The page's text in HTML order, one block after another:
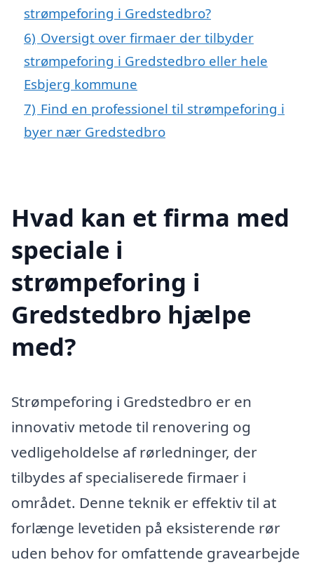
strømpeforing i Gredstedbro?
6) Oversigt over firmaer der tilbyder
strømpeforing i Gredstedbro eller hele
Esbjerg kommune
7) Find en professionel til strømpeforing i
byer nær Gredstedbro
Hvad kan et firma med
speciale i
strømpeforing i
Gredstedbro hjælpe
med?
Strømpeforing i Gredstedbro er en
innovativ metode til renovering og
vedligeholdelse af rørledninger, der
tilbydes af specialiserede firmaer i
området. Denne teknik er effektiv til at
forlænge levetiden på eksisterende rør
uden behov for omfattende gravearbejde